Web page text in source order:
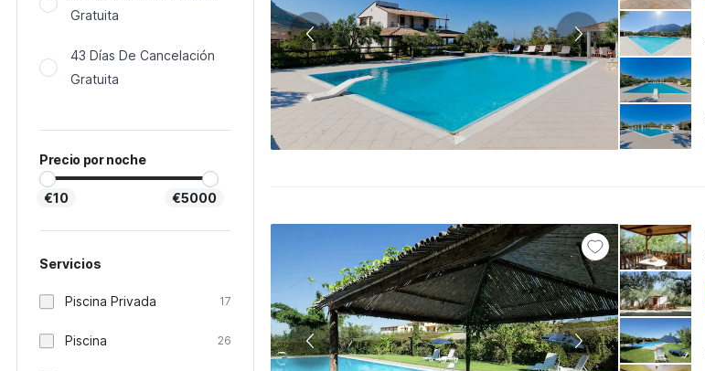
Gratuita
43 Días De Cancelación
Gratuita
Precio por noche
€10 €5000
Servicios
Piscina Privada 17
Piscina 26